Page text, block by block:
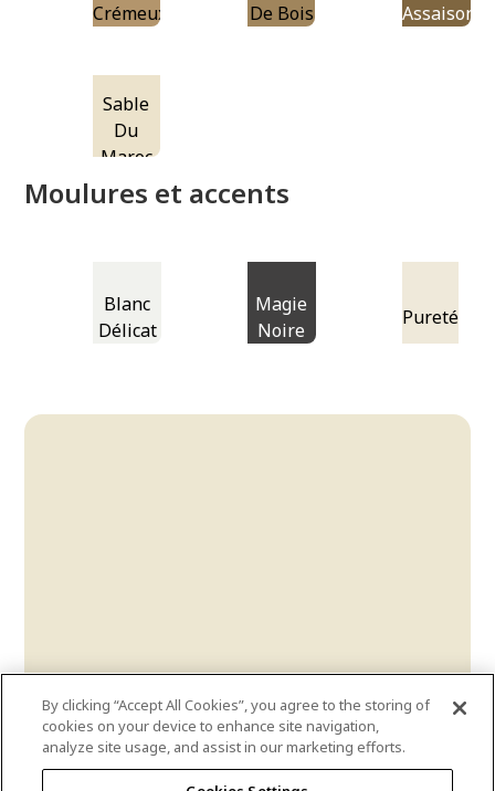
Crémeux
De Bois
Sable
Du
Maroc
Moulures et accents
Blanc
Délicat
Magie
Noire
Pureté
By clicking “Accept All Cookies”, you agree to the storing of
cookies on your device to enhance site navigation,
analyze site usage, and assist in our marketing efforts.